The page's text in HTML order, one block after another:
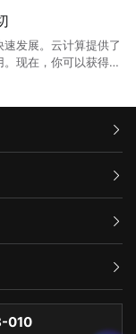
通信，以确定问题是
工作，但一个特定的网
误。 3、清除浏览
如在使用Wi-Fi时尝
定是否存在网络连接
多关于错误代码502的
常会遇到502错误代
是由代理服务器、网
可以尝试刷新网页、
连接或联系网站管理
。
面都对用户与搜索引
黑客入侵，造成网站
失;页面升级对于内
维护操作;定期检查企
段尽力抢救，争取恢
方法全部内容，其实
各种用户的需求，也
面访问升级，希望本
上安装，而是通过互
和维护更加方便，用户
包括哪三个方面？
页的基本结构和内
布局、颜色、字体等
为：指的是网页与用
一种脚本语言，它允
面等，从而提供更加
定了Web的外观、功
章就能清楚知道了，
需要进行频繁请求的
错误对应的状态码是
器就会返回这个状态
429错误通常是由
送的请求过于频繁
429错误。 2. 服务
限制，例如每秒钟只
过了这个限制，服务
果网络不稳定，客户
当客户端发送的请求
的数量。 2. 减少请
频率：如果HTTP
频率，是否超出了
429错误是由网络
否存在延迟或丢包现
发展。云计算提供了
现在，你可以获得一
应用程序时节省不少
务。AWS永久免费计
2. Amazon S3：
据存储和处理是免费
运行代码，免费计
Glacier：用于非
内容分发网络
免费流量。 7.
010